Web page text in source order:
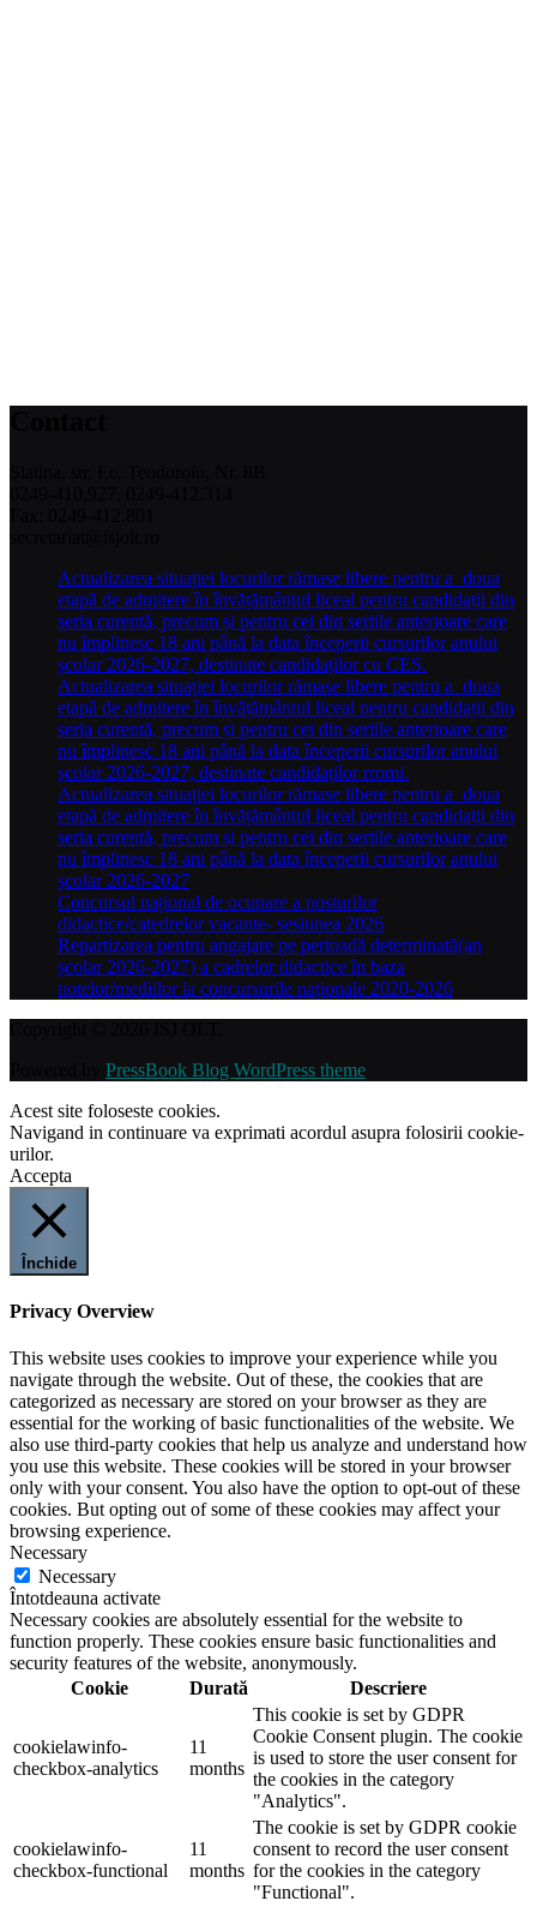
Actualizarea situației locurilor rămase libere pentru a doua
etapă de admitere în învățământul liceal pentru candidații din
seria curentă, precum și pentru cei din seriile anterioare care
nu împlinesc 18 ani până la data începerii cursurilor anului
școlar 2026-2027, destinate candidaților cu CES.
Actualizarea situației locurilor rămase libere pentru a doua
etapă de admitere în învățământul liceal pentru candidații din
seria curentă, precum și pentru cei din seriile anterioare care
nu împlinesc 18 ani până la data începerii cursurilor anului
școlar 2026-2027, destinate candidaților rromi.
Actualizarea situației locurilor rămase libere pentru a doua
etapă de admitere în învățământul liceal pentru candidații din
seria curentă, precum și pentru cei din seriile anterioare care
nu împlinesc 18 ani până la data începerii cursurilor anului
școlar 2026-2027
Concursul național de ocupare a posturilor
didactice/catedrelor vacante- sesiunea 2026
Repartizarea pentru angajare pe perioadă determinată(an
școlar 2026-2027) a cadrelor didactice în baza
notelor/mediilor la concursurile naționale 2020-2026
PressBook Blog WordPress theme
Acest site foloseste cookies.
Navigand in continuare va exprimati acordul asupra folosirii cookie-
urilor.
Accepta
Închide
Privacy Overview
This website uses cookies to improve your experience while you
navigate through the website. Out of these, the cookies that are
categorized as necessary are stored on your browser as they are
essential for the working of basic functionalities of the website. We
also use third-party cookies that help us analyze and understand how
you use this website. These cookies will be stored in your browser
only with your consent. You also have the option to opt-out of these
cookies. But opting out of some of these cookies may affect your
browsing experience.
Necessary
Necessary
Întotdeauna activate
Necessary cookies are absolutely essential for the website to
function properly. These cookies ensure basic functionalities and
security features of the website, anonymously.
Cookie
Durată Descriere
cookielawinfo-
checkbox-analytics
11
months
This cookie is set by GDPR
Cookie Consent plugin. The cookie
is used to store the user consent for
the cookies in the category
"Analytics".
cookielawinfo-
checkbox-functional
11
months
The cookie is set by GDPR cookie
consent to record the user consent
for the cookies in the category
"Functional".